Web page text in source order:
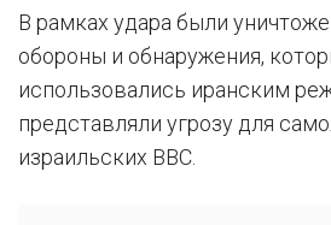
В рамках удара были
обороны и обнаружения,
использовались иранским
представляли угрозу для
израильских ВВС.